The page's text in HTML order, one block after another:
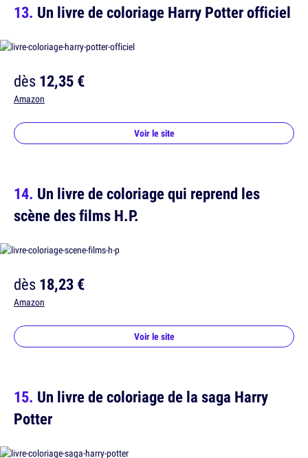
Un livre de coloriage Harry Potter officiel
dès12,35 €
Amazon
Voir le site
Un livre de coloriage qui reprend les
scène des films H.P.
dès18,23 €
Amazon
Voir le site
Un livre de coloriage de la saga Harry
Potter